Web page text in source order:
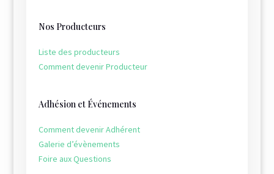
Nos Producteurs
Liste des producteurs
Comment devenir Producteur
Adhésion et Événements
Comment devenir Adhérent
Galerie d’évènements
Foire aux Questions